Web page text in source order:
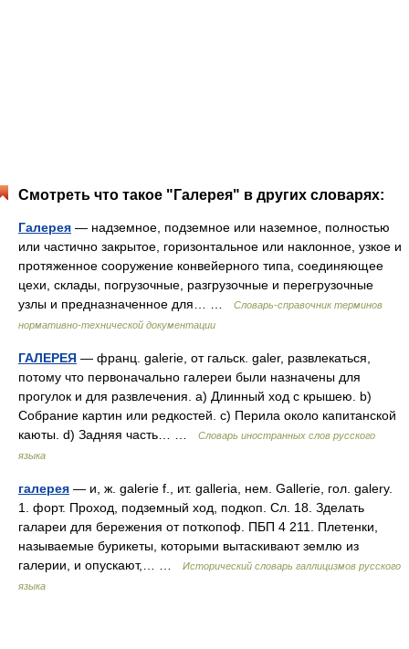
Смотреть что такое "Галерея" в других словарях:
Галерея — надземное, подземное или наземное, полностью
или частично закрытое, горизонтальное или наклонное, узкое и
протяженное сооружение конвейерного типа, соединяющее
цехи, склады, погрузочные, разгрузочные и перегрузочные
узлы и предназначенное для… …
Словарь-справочник терминов
нормативно-технической документации
ГАЛЕРЕЯ — франц. galerie, от гальск. galer, развлекаться,
потому что первоначально галереи были назначены для
прогулок и для развлечения. а) Длинный ход с крышею. b)
Собрание картин или редкостей. с) Перила около капитанской
каюты. d) Задняя часть… …
Словарь иностранных слов русского
языка
галерея — и, ж. galerie f., ит. galleria, нем. Gallerie, гол. galery.
1. форт. Проход, подземный ход, подкоп. Сл. 18. Зделать
галареи для бережения от поткопоф. ПБП 4 211. Плетенки,
называемые бурикеты, которыми вытаскивают землю из
галерии, и опускают,… …
Исторический словарь галлицизмов русского
языка